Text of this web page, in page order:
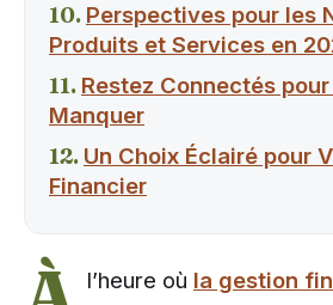
Perspectives pour les
Produits et Services en
Restez Connectés pour
Manquer
Un Choix Éclairé pour
Financier
l’heure où la gestion